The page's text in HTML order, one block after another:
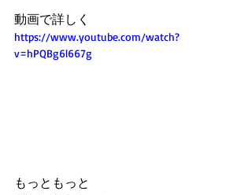
動画で詳しく
https://www.youtube.com/watch?
v=hPQBg6l667g
もっともっと